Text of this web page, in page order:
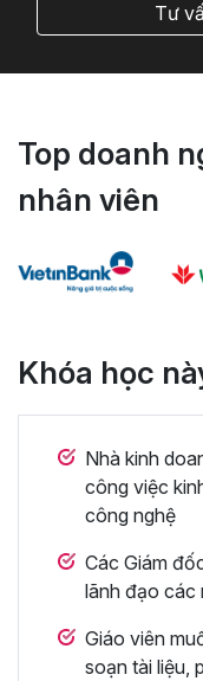
Tư
Top doanh
nhân viên
Khóa học
Nhà kinh
công việc
công nghệ
Các Giám
lãnh đạo các
Giáo viên
soạn tài liệu,